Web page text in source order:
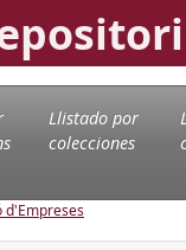
Llistado por
colecciones
d'Empreses